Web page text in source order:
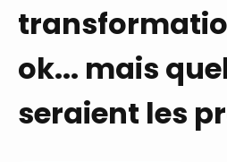
Formation
Actualités
Carrières
ok... mais
seraient les